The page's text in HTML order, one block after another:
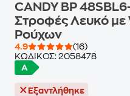
CANDY BP
Στροφές Λευκό με
Ρούχων
4.9
(16)
ΚΩΔΙΚΟΣ: 2058478
Εξαντλήθηκε